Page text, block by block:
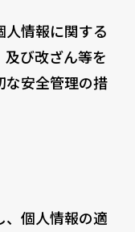
情報に関する
び改ざん等を
な安全管理の措
個人情報の適